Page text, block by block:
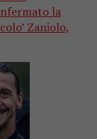
la
Zaniolo,